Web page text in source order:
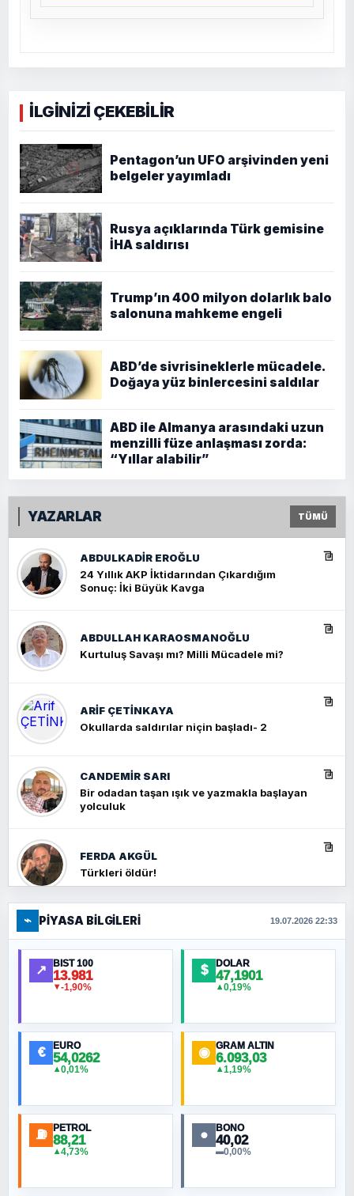
İLGİNİZİ ÇEKEBİLİR
Pentagon’un UFO arşivinden yeni
belgeler yayımladı
Rusya açıklarında Türk gemisine
İHA saldırısı
Trump’ın 400 milyon dolarlık balo
salonuna mahkeme engeli
ABD’de sivrisineklerle mücadele.
Doğaya yüz binlercesini saldılar
ABD ile Almanya arasındaki uzun
menzilli füze anlaşması zorda:
“Yıllar alabilir”
YAZARLAR TÜMÜ
ABDULKADIR EROĞLU
24 Yıllık AKP İktidarından Çıkardığım
Sonuç: İki Büyük Kavga
ABDULLAH KARAOSMANOĞLU
Kurtuluş Savaşı mı? Milli Mücadele mi?
ARIF ÇETİNKAYA
Okullarda saldırılar niçin başladı- 2
CANDEMIR SARI
Bir odadan taşan ışık ve yazmakla başlayan
yolculuk
FERDA AKGÜL
Türkleri öldür!
FERHAT BÜYÜKKALKAN
Ankara Zirvesi: NATO Toplantısı mı, Yeni
Ortadoğu Haritasının Provası mı?
MURAT ÖZKAN
NURETTIN BÖLÜK
⌁ PIYASA BILGILERI 19.07.2026 22:33
↗ BIST 100
13.981
▼-1,90%
$ DOLAR
47,1901
▲0,19%
€ EURO
54,0262
▲0,01%
◉ GRAM ALTIN
6.093,03
▲1,19%
⛽ PETROL
88,21
▲4,73%
● BONO
40,02
▬0,00%